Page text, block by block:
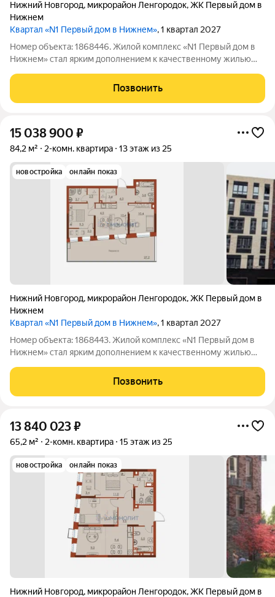
Нижний Новгород, микрорайон Ленгородок,ЖК Первый дом в
Нижнем
Квартал «N1 Первый дом в Нижнем», 1 квартал 2027
Номер объекта: 1868446. Жилой комплекс «N1 Первый дом в
Нижнем» стал ярким дополнением к качественному жилью
районе в границах улиц Октябрьской Революции, Григорьева,
Вольская, Витебская.
Позвонить
15 038 900 ₽
84,2 м² 2-комн. квартира 13 этаж из 25
новостройка онлайн показ
Нижний Новгород, микрорайон Ленгородок,ЖК Первый дом в
Нижнем
Квартал «N1 Первый дом в Нижнем», 1 квартал 2027
Номер объекта: 1868443. Жилой комплекс «N1 Первый дом в
Нижнем» стал ярким дополнением к качественному жилью
районе в границах улиц Октябрьской Революции, Григорьева,
Вольская, Витебская.
Позвонить
13 840 023₽
65,2 м² 2-комн. квартира 15 этаж из 25
новостройка онлайн показ
Нижний Новгород, микрорайон Ленгородок,ЖК Первый дом в